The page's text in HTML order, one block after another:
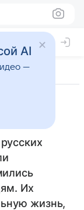
Их
жизнь,
AI
—